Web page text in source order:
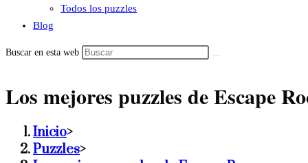
Todos los puzzles
Blog
Buscar en esta web
Los mejores puzzles de Escape
Inicio>
Puzzles>